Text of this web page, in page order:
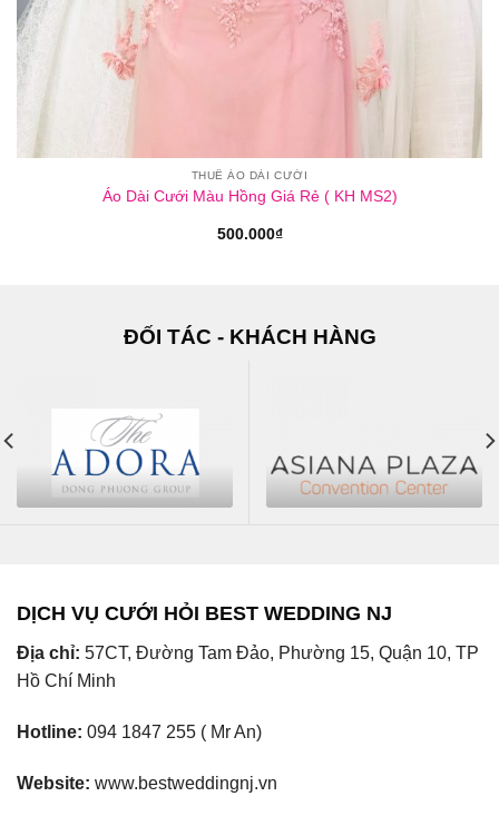
THUÊ ÁO DÀI CƯỚI
Áo Dài Cưới Màu Hồng Giá Rẻ ( KH MS2)
500.000₫
ĐỐI TÁC - KHÁCH HÀNG
DỊCH VỤ CƯỚI HỎI BEST WEDDING NJ
Địa chỉ: 57CT, Đường Tam Đảo, Phường 15, Quận 10, TP
Hồ Chí Minh
Hotline: 094 1847 255 ( Mr An)
Website: www.bestweddingnj.vn